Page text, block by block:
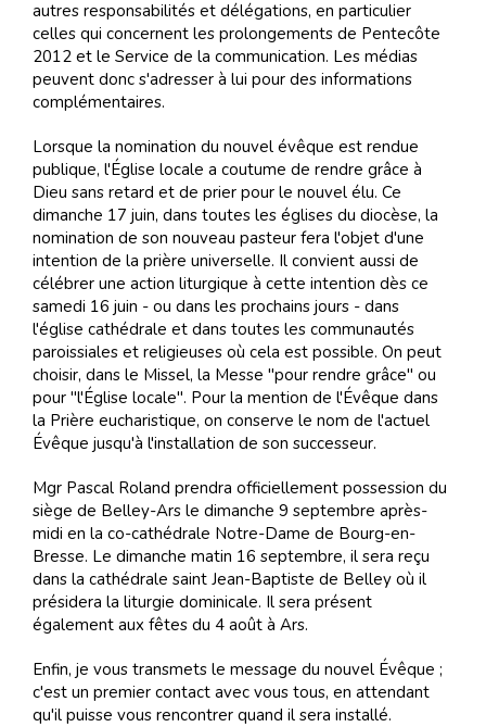
autres responsabilités et délégations, en particulier
celles qui concernent les prolongements de Pentecôte
2012 et le Service de la communication. Les médias
peuvent donc s'adresser à lui pour des informations
complémentaires.
Lorsque la nomination du nouvel évêque est rendue
publique, l'Église locale a coutume de rendre grâce à
Dieu sans retard et de prier pour le nouvel élu. Ce
dimanche 17 juin, dans toutes les églises du diocèse, la
nomination de son nouveau pasteur fera l'objet d'une
intention de la prière universelle. Il convient aussi de
célébrer une action liturgique à cette intention dès ce
samedi 16 juin - ou dans les prochains jours - dans
l'église cathédrale et dans toutes les communautés
paroissiales et religieuses où cela est possible. On peut
choisir, dans le Missel, la Messe "pour rendre grâce" ou
pour "l'Église locale". Pour la mention de l'Évêque dans
la Prière eucharistique, on conserve le nom de l'actuel
Évêque jusqu'à l'installation de son successeur.
Mgr Pascal Roland prendra officiellement possession du
siège de Belley-Ars le dimanche 9 septembre après-
midi en la co-cathédrale Notre-Dame de Bourg-en-
Bresse. Le dimanche matin 16 septembre, il sera reçu
dans la cathédrale saint Jean-Baptiste de Belley où il
présidera la liturgie dominicale. Il sera présent
également aux fêtes du 4 août à Ars.
Enfin, je vous transmets le message du nouvel Évêque ;
c'est un premier contact avec vous tous, en attendant
qu'il puisse vous rencontrer quand il sera installé.